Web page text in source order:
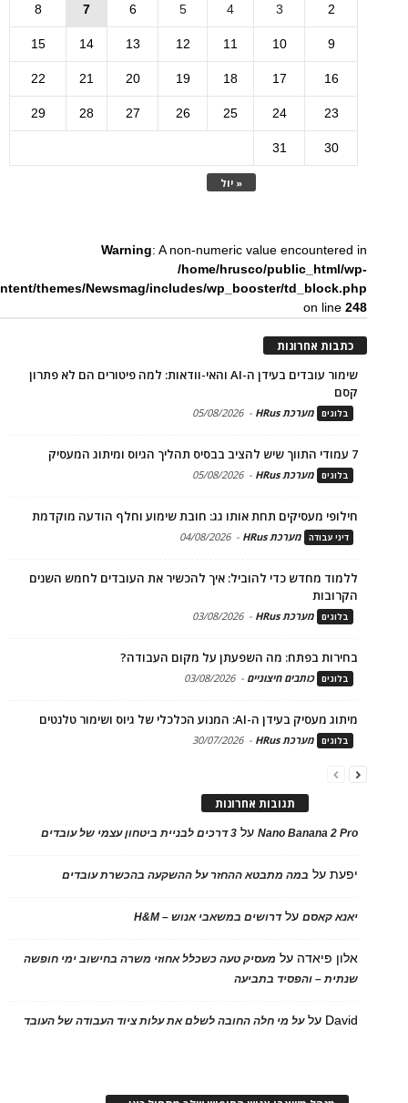
« יול
2
3
4
5
6
7
8
9
10
11
12
13
14
15
16
17
18
19
20
21
22
23
24
25
26
27
28
29
30
31
Warning: A non-numeric value encountered in
/home/hrusco/public_html/wp-
themes/Newsmag/includes/wp_booster/td_block.php
on line248
כתבות אחרונות
שימור עובדים בעידן ה-AI והאי-וודאות: למה פיטורים הם לא פתרון
קסם
בלוגים מערכת HRus -
05/08/2026
7 עמודי התווך שיש להציב בבסיס תהליך הגיוס ומיתוג המעסיק
בלוגים מערכת HRus -
05/08/2026
חילופי מעסיקים תחת אותו גג: חובת שימוע וחלף הודעה מוקדמת
דיני עבודה מערכת HRus -
04/08/2026
ללמוד מחדש כדי להוביל: איך להכשיר את העובדים לחמש השנים
הקרובות
בלוגים מערכת HRus -
03/08/2026
בחירות בפתח: מה השפעתן על מקום העבודה?
בלוגים כותבים חיצוניים -
03/08/2026
מיתוג מעסיק בעידן ה-AI: המנוע הכלכלי של גיוס ושימור טלנטים
בלוגים מערכת HRus -
30/07/2026
תגובות אחרונות
Nano Banana 2 Proעל 3 דרכים לבניית ביטחון עצמי של עובדים
יפעתעל במה מתבטא ההחזר על ההשקעה בהכשרת עובדים
יאנא קאסםעלדרושים במשאבי אנוש – H&M
אלון פיאדה על מעסיק טעה כשכלל אחוזי משרה בחישוב ימי חופשה
שנתית – והפסיד בתביעה
David עלעל מי חלה החובה לשלם את עלות ציוד העבודה של העובד